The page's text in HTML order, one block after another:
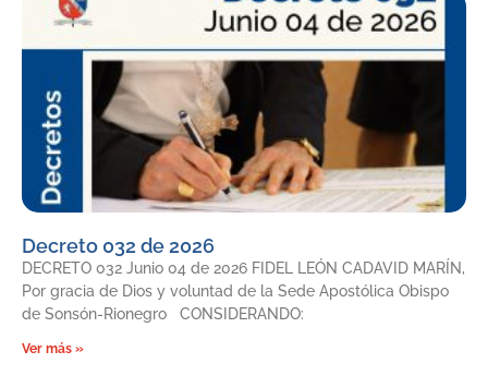
Decreto 032 de 2026
DECRETO 032 Junio 04 de 2026 FIDEL LEÓN CADAVID MARÍN,
Por gracia de Dios y voluntad de la Sede Apostólica Obispo
de Sonsón-Rionegro CONSIDERANDO:
Ver más »